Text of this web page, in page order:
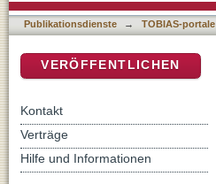
Publikationsdienste → TOBIAS-portale
VERÖFFENTLICHEN
Kontakt
Verträge
Hilfe und Informationen